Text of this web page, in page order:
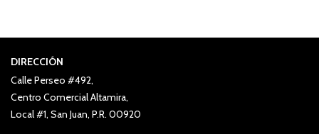
DIRECCIÓN
Calle Perseo #492,
Centro Comercial Altamira,
Local #1, San Juan, P.R. 00920